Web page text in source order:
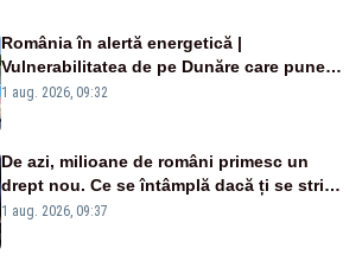
România în alertă energetică |
Vulnerabilitatea de pe Dunăre care pune
în pericol Centrala Cernavodă era
1 aug. 2026, 09:32
De azi, milioane de români primesc un
drept nou. Ce se întâmplă dacă ți se strică
un produs
1 aug. 2026, 09:37